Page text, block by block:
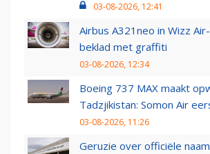
03-08-2026, 12:41
Airbus A321neo in Wizz
beklad met graffiti
03-08-2026, 12:34
Boeing 737 MAX maakt
Tadzjikistan: Somon Air
03-08-2026, 11:26
Geruzie over officiële